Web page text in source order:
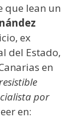
que lean un
ex
del Estado,
en
por
en: